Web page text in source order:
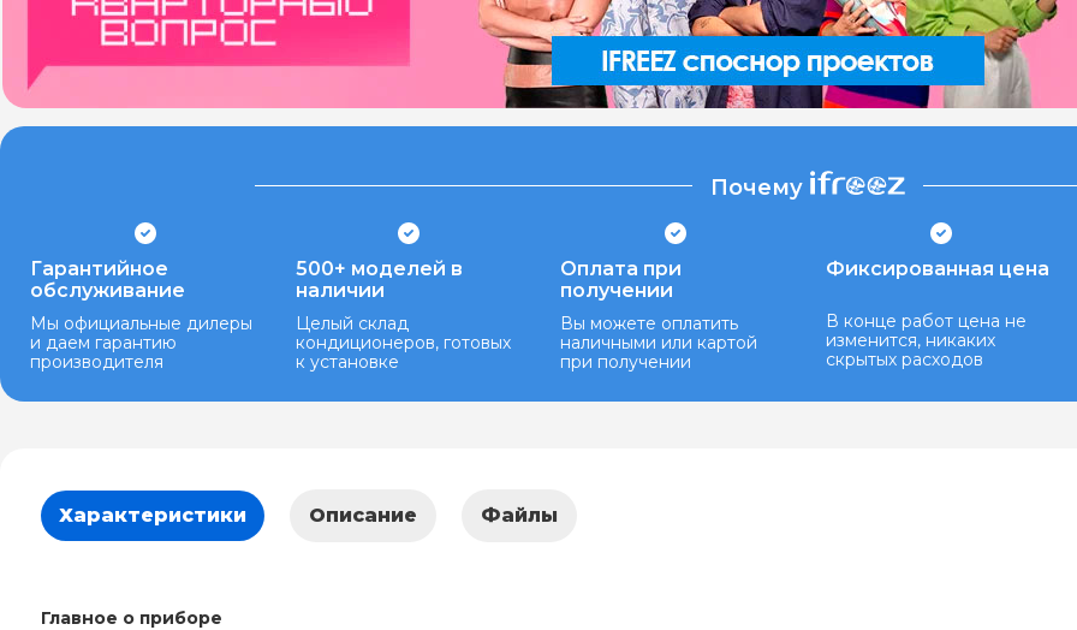
Почему
Гарантийное
обслуживание
Мы официальные дилеры
и даем гарантию
производителя
500+ моделей в
наличии
Целый склад
кондиционеров, готовых
к установке
Оплата при
получении
Вы можете оплатить
наличными или картой
при получении
Фиксированная цена
В конце работ цена не
изменится, никаких
скрытых расходов
Характеристики Описание Файлы
Главное о приборе